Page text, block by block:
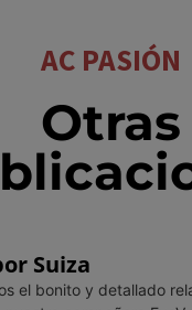
AC PASIÓN
Otras
Suiza
el bonito y detallado